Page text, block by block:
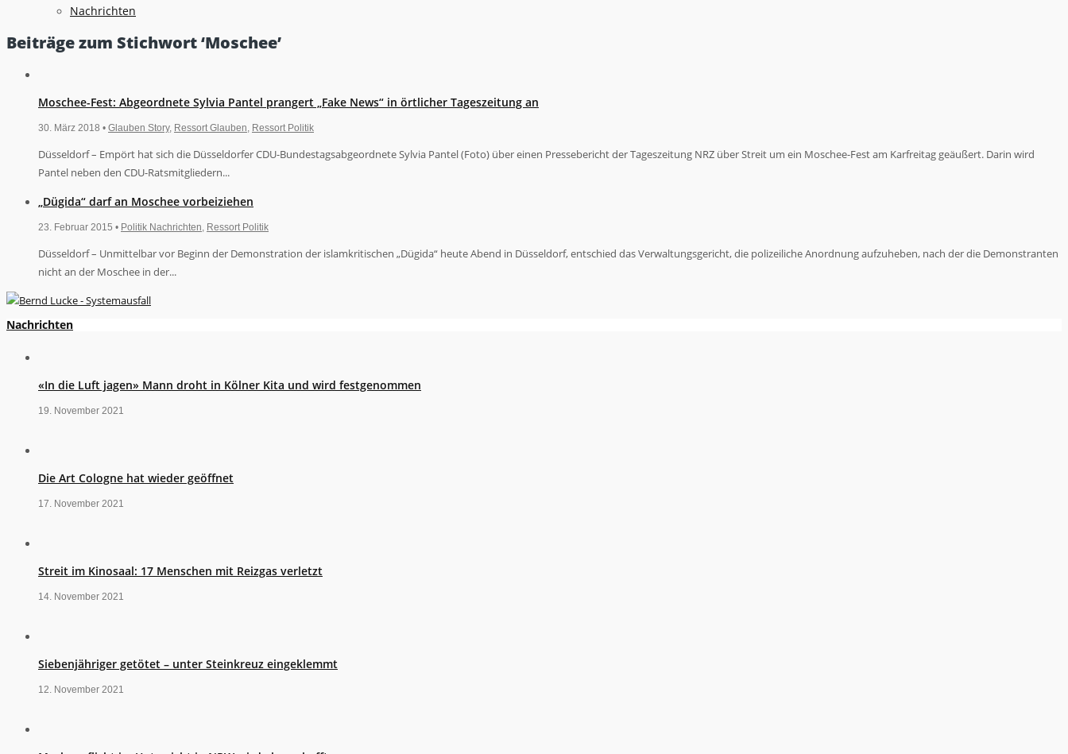
Nachrichten
Beiträge zum Stichwort ‘Moschee’
Moschee-Fest: Abgeordnete Sylvia Pantel prangert „Fake News“ in örtlicher Tageszeitung an
30. März 2018 • Glauben Story, Ressort Glauben Ressort Politik
Düsseldorf – Empört hat sich die Düsseldorfer CDU-Bundestagsabgeordnete Sylvia Pantel (Foto) über einen Pressebericht der Tageszeitung NRZ über Streit um ein Moschee-Fest am Karfreitag geäußert. Darin wird
Pantel neben den CDU-Ratsmitgliedern...
„Dügida“ darf an Moschee vorbeiziehen
23. Februar 2015 • Politik Nachrichten Ressort Politik
Düsseldorf – Unmittelbar vor Beginn der Demonstration der islamkritischen „Dügida“ heute Abend in Düsseldorf, entschied das Verwaltungsgericht, die polizeiliche Anordnung aufzuheben, nach der die Demonstranten
nicht an der Moschee in der...
Nachrichten
«In die Luft jagen» Mann droht in Kölner Kita und wird festgenommen
19. November 2021
Die Art Cologne hat wieder geöffnet
17. November 2021
Streit im Kinosaal: 17 Menschen mit Reizgas verletzt
14. November 2021
Siebenjähriger getötet – unter Steinkreuz eingeklemmt
12. November 2021